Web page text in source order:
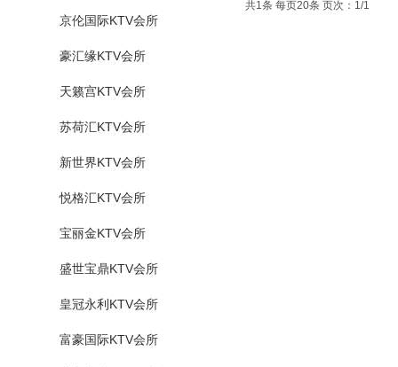
京伦国际KTV会所
豪汇缘KTV会所
天籁宫KTV会所
苏荷汇KTV会所
新世界KTV会所
悦格汇KTV会所
宝丽金KTV会所
盛世宝鼎KTV会所
皇冠永利KTV会所
富豪国际KTV会所
共1条 每页20条 页次：1/1